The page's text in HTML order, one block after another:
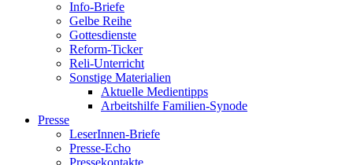
Info-Briefe
Gelbe Reihe
Gottesdienste
Reform-Ticker
Reli-Unterricht
Sonstige Materialien
Aktuelle Medientipps
Arbeitshilfe Familien-Synode
Presse
LeserInnen-Briefe
Presse-Echo
Pressekontakte